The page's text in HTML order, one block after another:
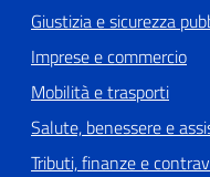
Giustizia e sicurezza
Imprese e commercio
Mobilità e trasporti
Salute, benessere e
Tributi, finanze e